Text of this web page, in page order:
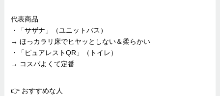
代表商品
・「サザナ」（ユニットバス）
→ ほっカラリ床でヒヤッとしない＆柔らかい
・「ピュアレストQR」（トイレ）
→ コスパよくて定番
👉 おすすめな人